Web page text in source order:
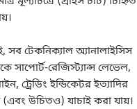
সব টেকনিক্যাল অ্যানালাইসিস
সাপোর্ট-রেজিস্ট্যান্স লেভেল,
ট্রেডিং ইন্ডিকেটর ইত্যাদির
(এবং উচিতও) যাচাই করা যায়।